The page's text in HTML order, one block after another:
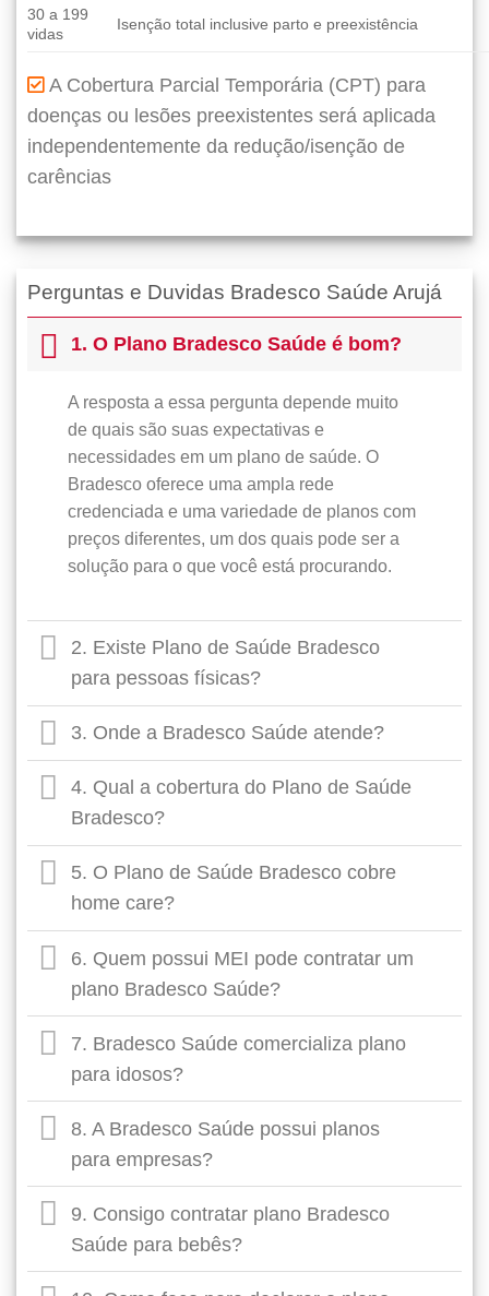
30 a 199
vidas
Isenção total inclusive parto e preexistência
A Cobertura Parcial Temporária (CPT) para
doenças ou lesões preexistentes será aplicada
independentemente da redução/isenção de
carências
Perguntas e Duvidas Bradesco Saúde Arujá
1. O Plano Bradesco Saúde é bom?
A resposta a essa pergunta depende muito
de quais são suas expectativas e
necessidades em um plano de saúde. O
Bradesco oferece uma ampla rede
credenciada e uma variedade de planos com
preços diferentes, um dos quais pode ser a
solução para o que você está procurando.
2. Existe Plano de Saúde Bradesco
para pessoas físicas?
3. Onde a Bradesco Saúde atende?
4. Qual a cobertura do Plano de Saúde
Bradesco?
5. O Plano de Saúde Bradesco cobre
home care?
6. Quem possui MEI pode contratar um
plano Bradesco Saúde?
7. Bradesco Saúde comercializa plano
para idosos?
8. A Bradesco Saúde possui planos
para empresas?
9. Consigo contratar plano Bradesco
Saúde para bebês?